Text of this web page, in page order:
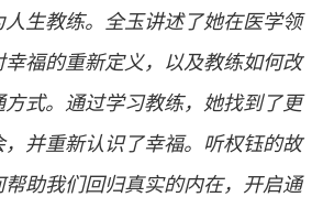
生教练。全玉讲述了她在医学领
福的重新定义，以及教练如何改
式。通过学习教练，她找到了更
并重新认识了幸福。听权钰的故
助我们回归真实的内在，开启通